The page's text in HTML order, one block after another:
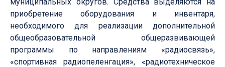
приобретение оборудования и инвентаря,
необходимого для реализации дополнительной
общеобразовательной общеразвивающей
программы по направлениям «радиосвязь»,
«спортивная радиопеленгация», «радиотехническое